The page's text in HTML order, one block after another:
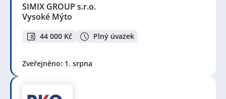
SIMIX GROUP s.r.o.
Vysoké Mýto
44 000 Kč Plný úvazek
Zveřejněno: 1. srpna